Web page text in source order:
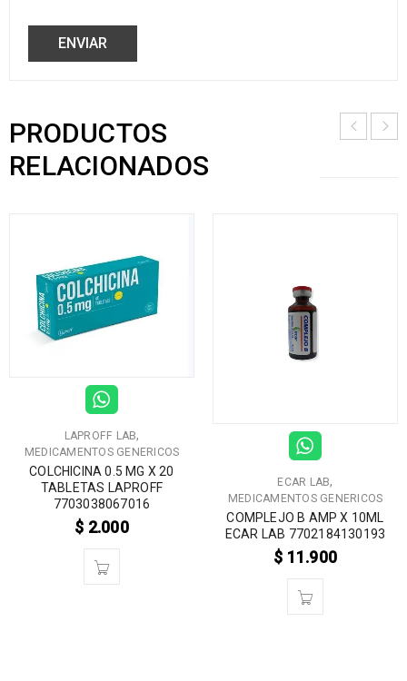
PRODUCTOS
RELACIONADOS
LAPROFF LAB,
MEDICAMENTOS GENERICOS
COLCHICINA 0.5 MG X 20
TABLETAS LAPROFF
7703038067016
$ 2.000
ECAR LAB,
MEDICAMENTOS GENERICOS
COMPLEJO B AMP X 10ML
ECAR LAB 7702184130193
$ 11.900